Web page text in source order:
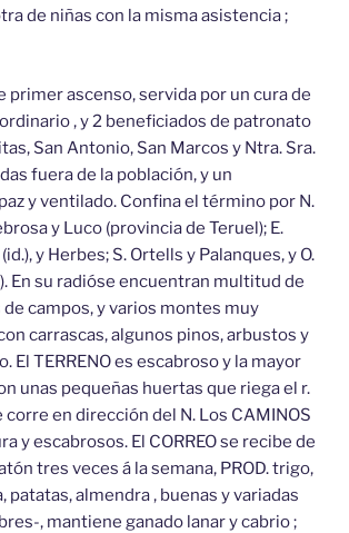
de niñas con la misma asistencia ;
primer ascenso, servida por un cura de
, y 2 beneficiados de patronato
San Antonio, San Marcos y Ntra. Sra.
fuera de la población, y un
y ventilado. Confina el término por N.
y Luco (provincia de Teruel); E.
y Herbes; S. Ortells y Palanques, y O.
En su radióse encuentran multitud de
de campos, y varios montes muy
carrascas, algunos pinos, arbustos y
El TERRENO es escabroso y la mayor
unas pequeñas huertas que riega el r.
corre en dirección del N. Los CAMINOS
y escabrosos. El CORREO se recibe de
tres veces á la semana, PROD. trigo,
patatas, almendra , buenas y variadas
, mantiene ganado lanar y cabrio ;